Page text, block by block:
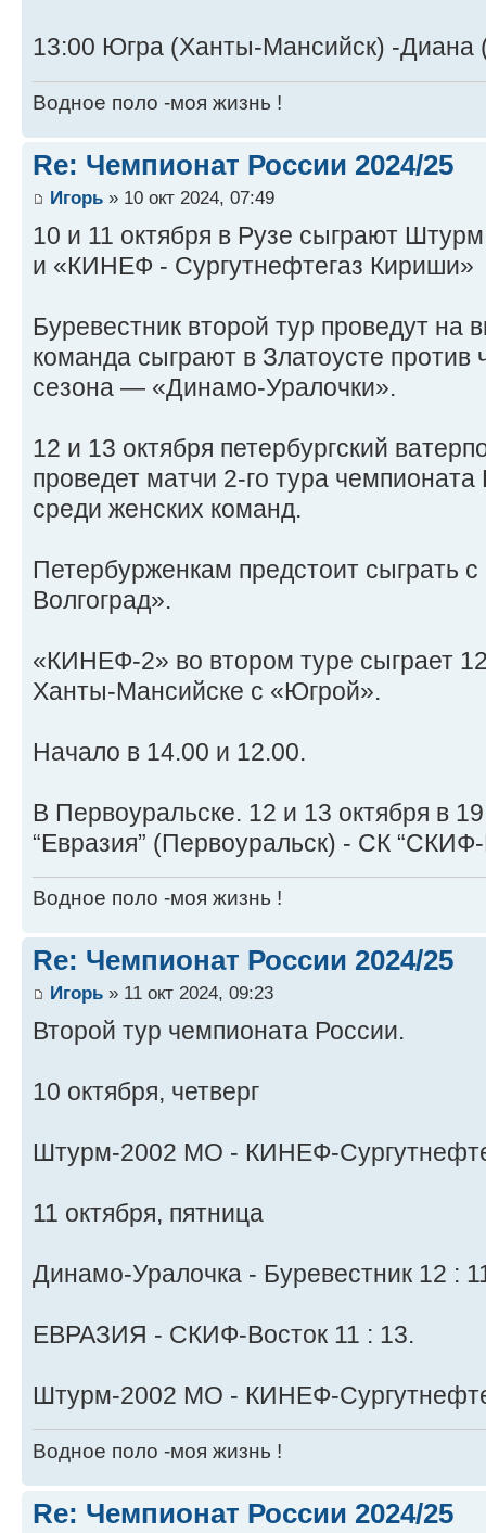
13:00 Югра (Ханты-Мансийск) -Диана
Водное поло -моя жизнь !
Re: Чемпионат России 2024/25
Игорь » 10 окт 2024, 07:49
10 и 11 октября в Рузе сыграют
и «КИНЕФ - Сургутнефтегаз Кириши»
Буревестник второй тур проведут на
команда сыграют в Златоусте против
сезона — «Динамо-Уралочки».
12 и 13 октября петербургский
проведет матчи 2-го тура
среди женских команд.
Петербурженкам предстоит сыграть
Волгоград».
«КИНЕФ-2» во втором туре сыграет
Ханты-Мансийске с «Югрой».
Начало в 14.00 и 12.00.
В Первоуральске. 12 и 13 октября в
“Евразия” (Первоуральск) - СК
Водное поло -моя жизнь !
Re: Чемпионат России 2024/25
Игорь » 11 окт 2024, 09:23
Второй тур чемпионата России.
10 октября, четверг
Штурм-2002 МО - КИНЕФ-
11 октября, пятница
Динамо-Уралочка - Буревестник 12 :
ЕВРАЗИЯ - СКИФ-Восток 11 : 13.
Штурм-2002 МО - КИНЕФ-
Водное поло -моя жизнь !
Re: Чемпионат России 2024/25